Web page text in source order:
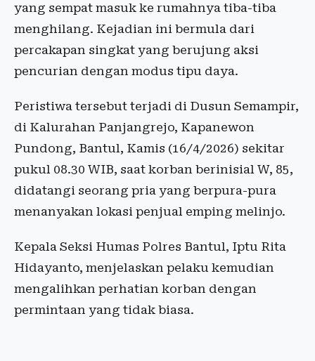
yang sempat masuk ke rumahnya tiba-tiba
menghilang. Kejadian ini bermula dari
percakapan singkat yang berujung aksi
pencurian dengan modus tipu daya.
Peristiwa tersebut terjadi di Dusun Semampir,
di Kalurahan Panjangrejo, Kapanewon
Pundong, Bantul, Kamis (16/4/2026) sekitar
pukul 08.30 WIB, saat korban berinisial W, 85,
didatangi seorang pria yang berpura-pura
menanyakan lokasi penjual emping melinjo.
Kepala Seksi Humas Polres Bantul, Iptu Rita
Hidayanto, menjelaskan pelaku kemudian
mengalihkan perhatian korban dengan
permintaan yang tidak biasa.